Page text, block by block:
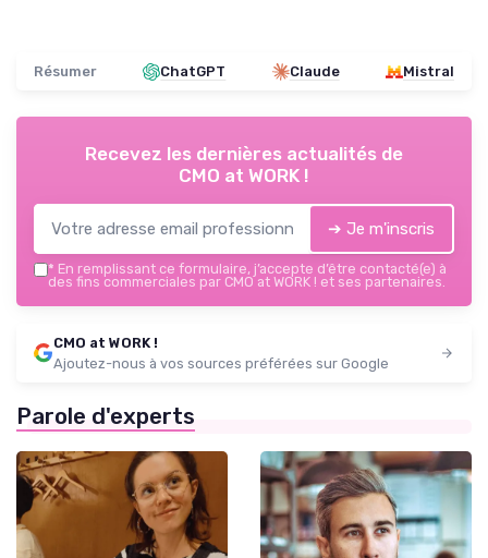
Résumer ChatGPT Claude Mistral
Recevez les dernières actualités de
CMO at WORK !
➔ Je m'inscris
* En remplissant ce formulaire, j’accepte d’être contacté(e) à
des fins commerciales par CMO at WORK ! et ses partenaires.
CMO at WORK !
Ajoutez-nous à vos sources préférées sur Google
Parole d'experts